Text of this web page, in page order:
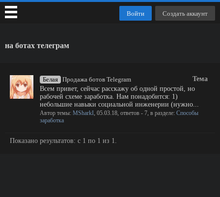
на ботах телеграм
Тема
Белая Продажа ботов Telegram
Всем привет, сейчас расскажу об одной простой, но
рабочей схеме заработка. Нам понадобится: 1)
небольшие навыки социальной инженерии (нужно...
Автор темы: MSharkI, 05.03.18, ответов - 7, в разделе: Способы
заработка
Показано результатов: с 1 по 1 из 1.
Войти Создать аккаунт